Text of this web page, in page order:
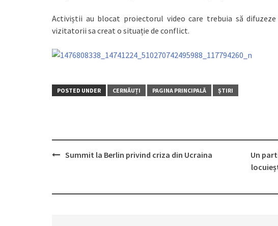
Activiștii au blocat proiectorul video care trebuia să
vizitatorii sa creat o situație de conflict.
POSTED UNDER CERNĂUȚI PAGINA PRINCIPALĂ ȘTIRI
Summit la Berlin privind criza din Ucraina
Un